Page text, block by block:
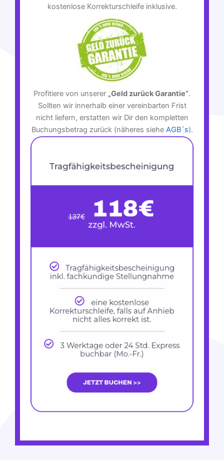
kostenlose Korrekturschleife inklusive.
Profitiere von unserer „Geld zurück Garantie“.
Sollten wir innerhalb einer vereinbarten Frist
nicht liefern, erstatten wir Dir den kompletten
Buchungsbetrag zurück (näheres siehe AGB´s).